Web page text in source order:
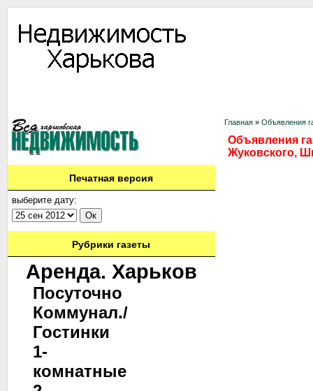
Печатная версия
выберите дату:
Рубрики газеты
Аренда. Харьков
Посуточно
Коммунал./
Гостинки
1-
комнатные
Главная » Объявления
Объявления
Жуковского,